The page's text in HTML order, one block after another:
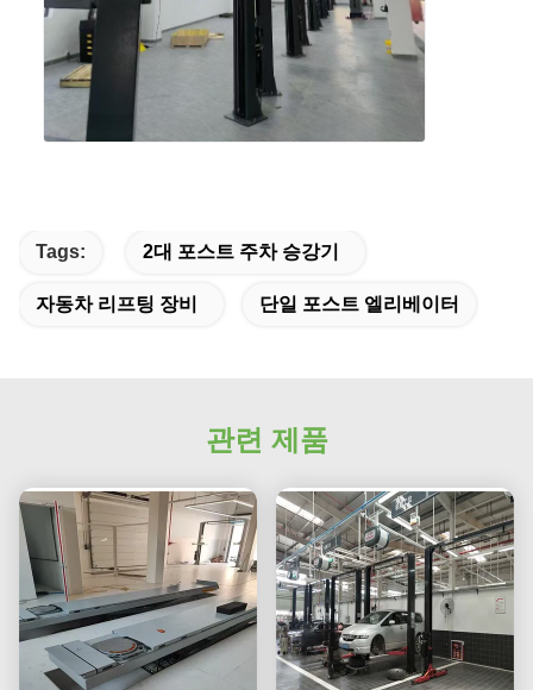
Tags: 2대 포스트 주차 승강기
자동차 리프팅 장비 단일 포스트 엘리베이터
관련 제품